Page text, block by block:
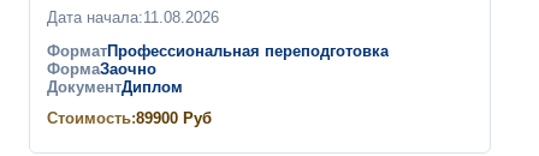
Дата начала:11.08.2026
ФорматПрофессиональная переподготовка
ФормаЗаочно
ДокументДиплом
Стоимость:89900 Руб